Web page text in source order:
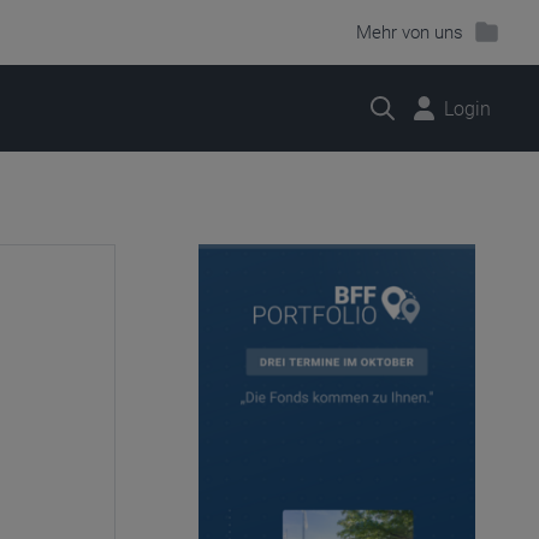
Mehr von uns
Suche Login